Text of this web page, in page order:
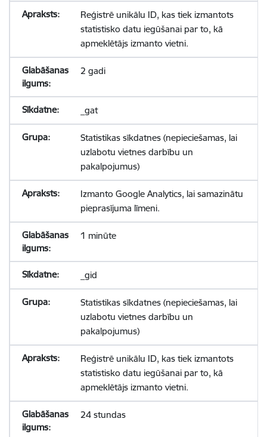
Reģistrē unikālu ID, kas tiek izmantots
statistisko datu iegūšanai par to, kā
apmeklētājs izmanto vietni.
2 gadi
_gat
Statistikas sīkdatnes (nepieciešamas, lai
uzlabotu vietnes darbību un
pakalpojumus)
Izmanto Google Analytics, lai samazinātu
pieprasījuma līmeni.
1 minūte
_gid
Statistikas sīkdatnes (nepieciešamas, lai
uzlabotu vietnes darbību un
pakalpojumus)
Reģistrē unikālu ID, kas tiek izmantots
statistisko datu iegūšanai par to, kā
apmeklētājs izmanto vietni.
24 stundas